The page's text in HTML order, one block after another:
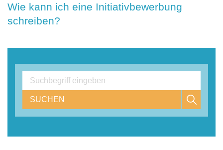
Wie kann ich eine Initiativbewerbung
schreiben?
SUCHEN